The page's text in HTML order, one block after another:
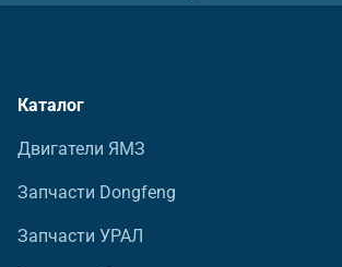
Каталог
Двигатели ЯМЗ
Запчасти Dongfeng
Запчасти УРАЛ